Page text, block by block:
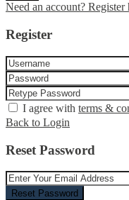
Need an account? Register
Register
I agree with terms &
Back to Login
Reset Password
Reset Password